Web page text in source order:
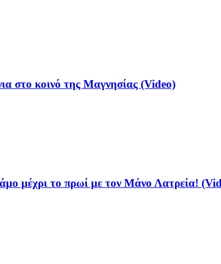
στο κοινό της Μαγνησίας (Video)
μέχρι το πρωί με τον Μάνο Λατρεία!